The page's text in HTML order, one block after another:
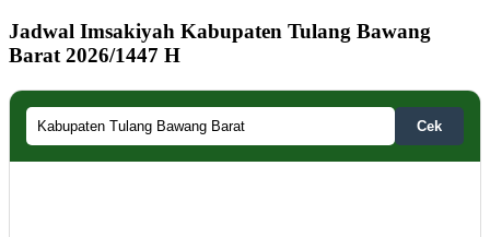
Jadwal Imsakiyah Kabupaten Tulang Bawang
Barat 2026/1447 H
Cek